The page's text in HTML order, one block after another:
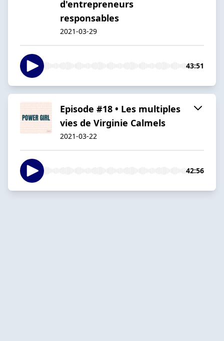
d'entrepreneurs
responsables
2021-03-29
43:51
Episode #18 • Les multiples
vies de Virginie Calmels
2021-03-22
42:56